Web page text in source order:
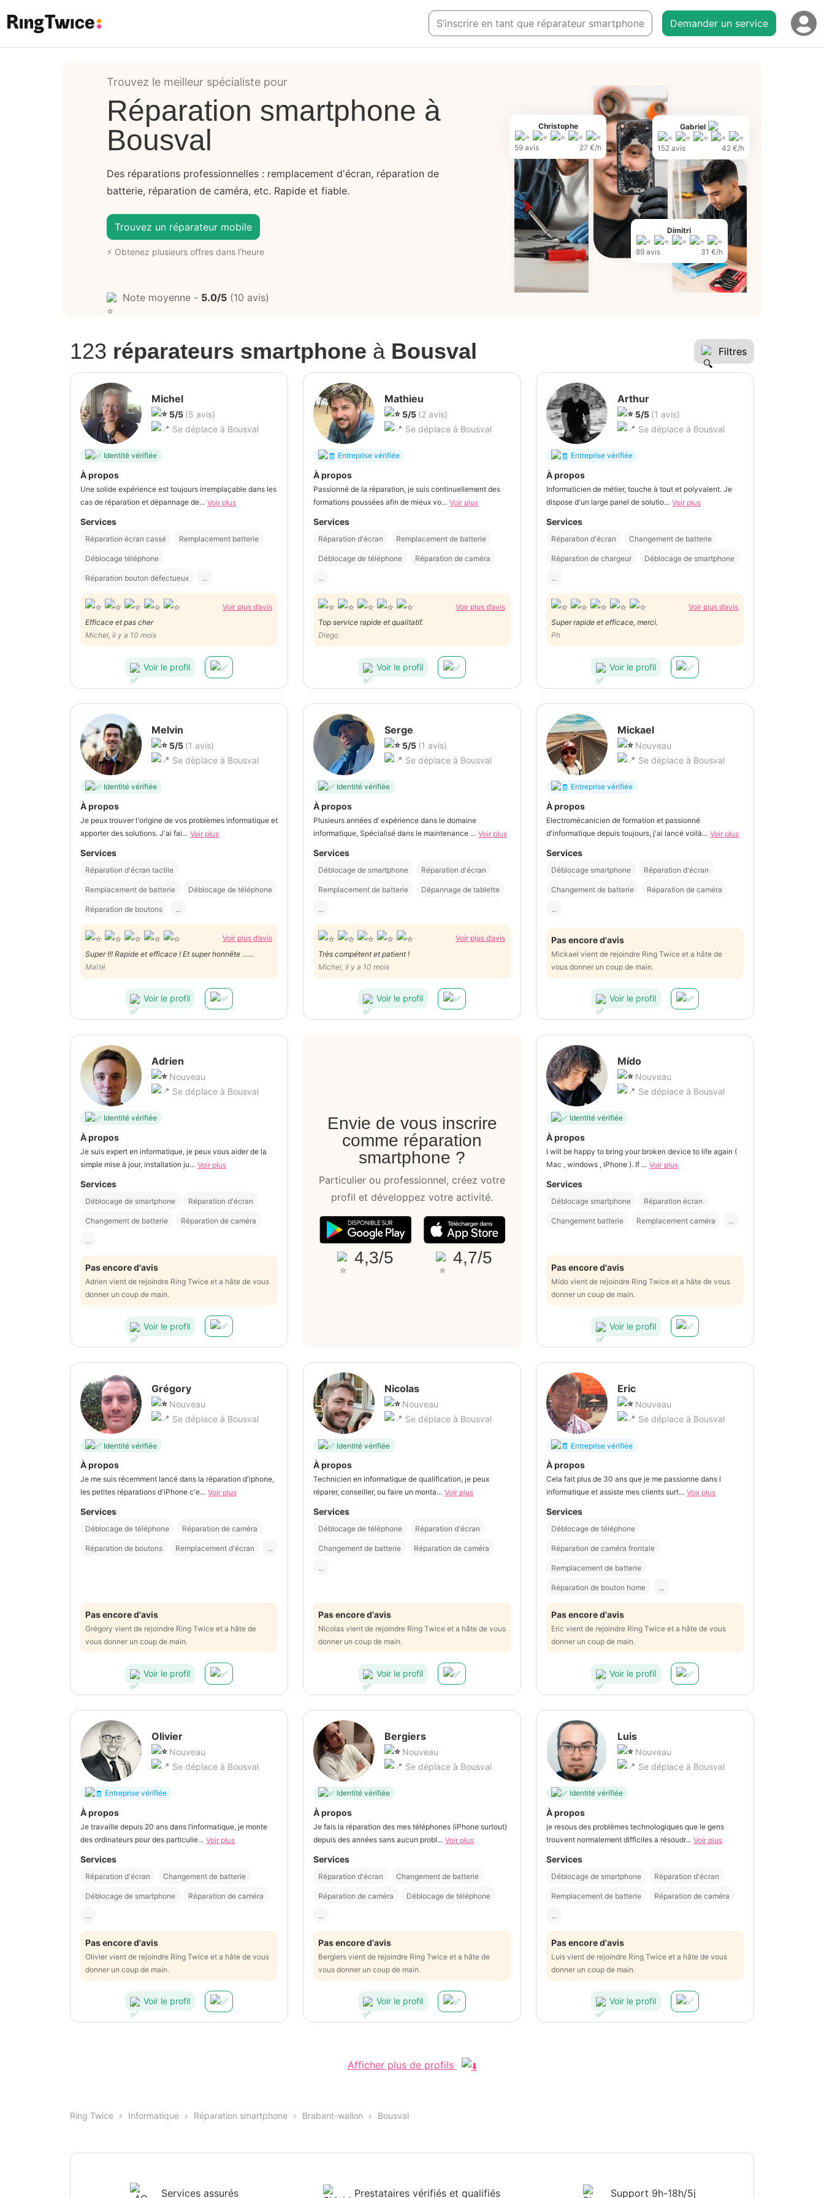
S’inscrire en tant que réparateur smartphone Demander un service
Christophe
59 avis 27 €/h
Dimitri
89 avis 31 €/h
Gabriel
152 avis 42 €/h
Trouvez le meilleur spécialiste pour
Réparation smartphone à
Bousval
Des réparations professionnelles : remplacement d'écran, réparation de
batterie, réparation de caméra, etc. Rapide et fiable.
Trouvez un réparateur mobile
⚡ Obtenez plusieurs offres dans l’heure
Note moyenne - 5.0/5 (10 avis)
123 réparateurs smartphone à Bousval Filtres
Michel
5/5 (5 avis)
Se déplace à Bousval
Identité vérifiée
À propos
Une solide expérience est toujours irremplaçable dans les
cas de réparation et dépannage de... Voir plus
Services
Réparation écran cassé Remplacement batterie
Déblocage téléphone
Réparation bouton défectueux ...
Voir plus d’avis
Efficace et pas cher
Michel, il y a 10 mois
Voir le profil
Mathieu
5/5 (2 avis)
Se déplace à Bousval
Entreprise vérifiée
À propos
Passionné de la réparation, je suis continuellement des
formations poussées afin de mieux vo... Voir plus
Services
Réparation d'écran Remplacement de batterie
Déblocage de téléphone Réparation de caméra
...
Voir plus d’avis
Top service rapide et qualitatif.
Diego
Voir le profil
Arthur
5/5 (1 avis)
Se déplace à Bousval
Entreprise vérifiée
À propos
Informaticien de métier, touche à tout et polyvalent. Je
dispose d'un large panel de solutio... Voir plus
Services
Réparation d'écran Changement de batterie
Réparation de chargeur Déblocage de smartphone
...
Voir plus d’avis
Super rapide et efficace, merci.
Ph
Voir le profil
Melvin
5/5 (1 avis)
Se déplace à Bousval
Identité vérifiée
À propos
Je peux trouver l'origine de vos problèmes informatique et
apporter des solutions. J'ai fai... Voir plus
Services
Réparation d'écran tactile
Remplacement de batterie Déblocage de téléphone
Réparation de boutons ...
Voir plus d’avis
Super !!! Rapide et efficace ! Et super honnête …
finalement ma vitre n’était pas cassée mais seulement
la protection et aucun problème !
Maïté
Voir le profil
Serge
5/5 (1 avis)
Se déplace à Bousval
Identité vérifiée
À propos
Plusieurs années d’ expérience dans le domaine
informatique, Spécialisé dans le maintenance ... Voir plus
Services
Déblocage de smartphone Réparation d'écran
Remplacement de batterie Dépannage de tablette
...
Voir plus d’avis
Très compétent et patient !
Michel, il y a 10 mois
Voir le profil
Mickael
Nouveau
Se déplace à Bousval
Entreprise vérifiée
À propos
Electromécanicien de formation et passionné
d'informatique depuis toujours, j'ai lancé voilà... Voir plus
Services
Déblocage smartphone Réparation d'écran
Changement de batterie Réparation de caméra
...
Pas encore d'avis
Mickael vient de rejoindre Ring Twice et a hâte de
vous donner un coup de main.
Voir le profil
Adrien
Nouveau
Se déplace à Bousval
Identité vérifiée
À propos
Je suis expert en informatique, je peux vous aider de la
simple mise à jour, installation ju... Voir plus
Services
Déblocage de smartphone Réparation d'écran
Changement de batterie Réparation de caméra
...
Pas encore d'avis
Adrien vient de rejoindre Ring Twice et a hâte de vous
donner un coup de main.
Voir le profil
Envie de vous inscrire
comme réparation
smartphone ?
Particulier ou professionnel, créez votre
profil et développez votre activité.
4,3/5 4,7/5
Mído
Nouveau
Se déplace à Bousval
Identité vérifiée
À propos
I will be happy to bring your broken device to life again (
Mac , windows , iPhone ). If ... Voir plus
Services
Déblocage smartphone Réparation écran
Changement batterie Remplacement caméra ...
Pas encore d'avis
Mído vient de rejoindre Ring Twice et a hâte de vous
donner un coup de main.
Voir le profil
Grégory
Nouveau
Se déplace à Bousval
Identité vérifiée
À propos
Je me suis récemment lancé dans la réparation d'iphone,
les petites réparations d'iPhone c'e... Voir plus
Services
Déblocage de téléphone Réparation de caméra
Réparation de boutons Remplacement d'écran ...
Pas encore d'avis
Grégory vient de rejoindre Ring Twice et a hâte de
vous donner un coup de main.
Voir le profil
Nicolas
Nouveau
Se déplace à Bousval
Identité vérifiée
À propos
Technicien en informatique de qualification, je peux
réparer, conseiller, ou faire un monta... Voir plus
Services
Déblocage de téléphone Réparation d'écran
Changement de batterie Réparation de caméra
...
Pas encore d'avis
Nicolas vient de rejoindre Ring Twice et a hâte de vous
donner un coup de main.
Voir le profil
Eric
Nouveau
Se déplace à Bousval
Entreprise vérifiée
À propos
Cela fait plus de 30 ans que je me passionne dans l
informatique et assiste mes clients surt... Voir plus
Services
Déblocage de téléphone
Réparation de caméra frontale
Remplacement de batterie
Réparation de bouton home ...
Pas encore d'avis
Eric vient de rejoindre Ring Twice et a hâte de vous
donner un coup de main.
Voir le profil
Olivier
Nouveau
Se déplace à Bousval
Entreprise vérifiée
À propos
Je travaille depuis 20 ans dans l’informatique, je monte
des ordinateurs pour des particulie... Voir plus
Services
Réparation d'écran Changement de batterie
Déblocage de smartphone Réparation de caméra
...
Pas encore d'avis
Olivier vient de rejoindre Ring Twice et a hâte de vous
donner un coup de main.
Voir le profil
Bergiers
Nouveau
Se déplace à Bousval
Identité vérifiée
À propos
Je fais la réparation des mes téléphones (iPhone surtout)
depuis des années sans aucun probl... Voir plus
Services
Réparation d'écran Changement de batterie
Réparation de caméra Déblocage de téléphone
...
Pas encore d'avis
Bergiers vient de rejoindre Ring Twice et a hâte de
vous donner un coup de main.
Voir le profil
Luis
Nouveau
Se déplace à Bousval
Identité vérifiée
À propos
je resous des problèmes technologiques que le gens
trouvent normalement difficiles a résoudr... Voir plus
Services
Déblocage de smartphone Réparation d'écran
Remplacement de batterie Réparation de caméra
...
Pas encore d'avis
Luis vient de rejoindre Ring Twice et a hâte de vous
donner un coup de main.
Voir le profil
Afficher plus de profils
Ring Twice Informatique Réparation smartphone Brabant-wallon Bousval
Services assurés Prestataires vérifiés et qualifiés Support 9h-18h/5j